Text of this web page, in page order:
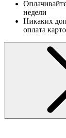
недели
Никаких
оплата